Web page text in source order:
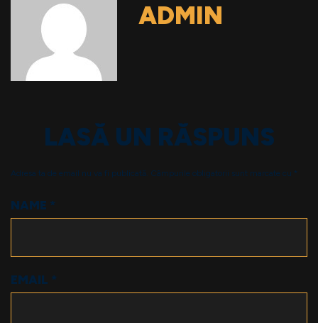
ADMIN
LASĂ UN RĂSPUNS
Adresa ta de email nu va fi publicată. Câmpurile obligatorii sunt marcate cu *
NAME *
EMAIL *